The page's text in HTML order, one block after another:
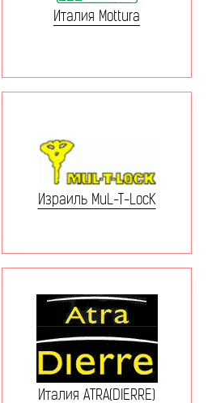
Италия Mottura
Израиль MuL-T-LocK
Италия ATRA(DIERRE)